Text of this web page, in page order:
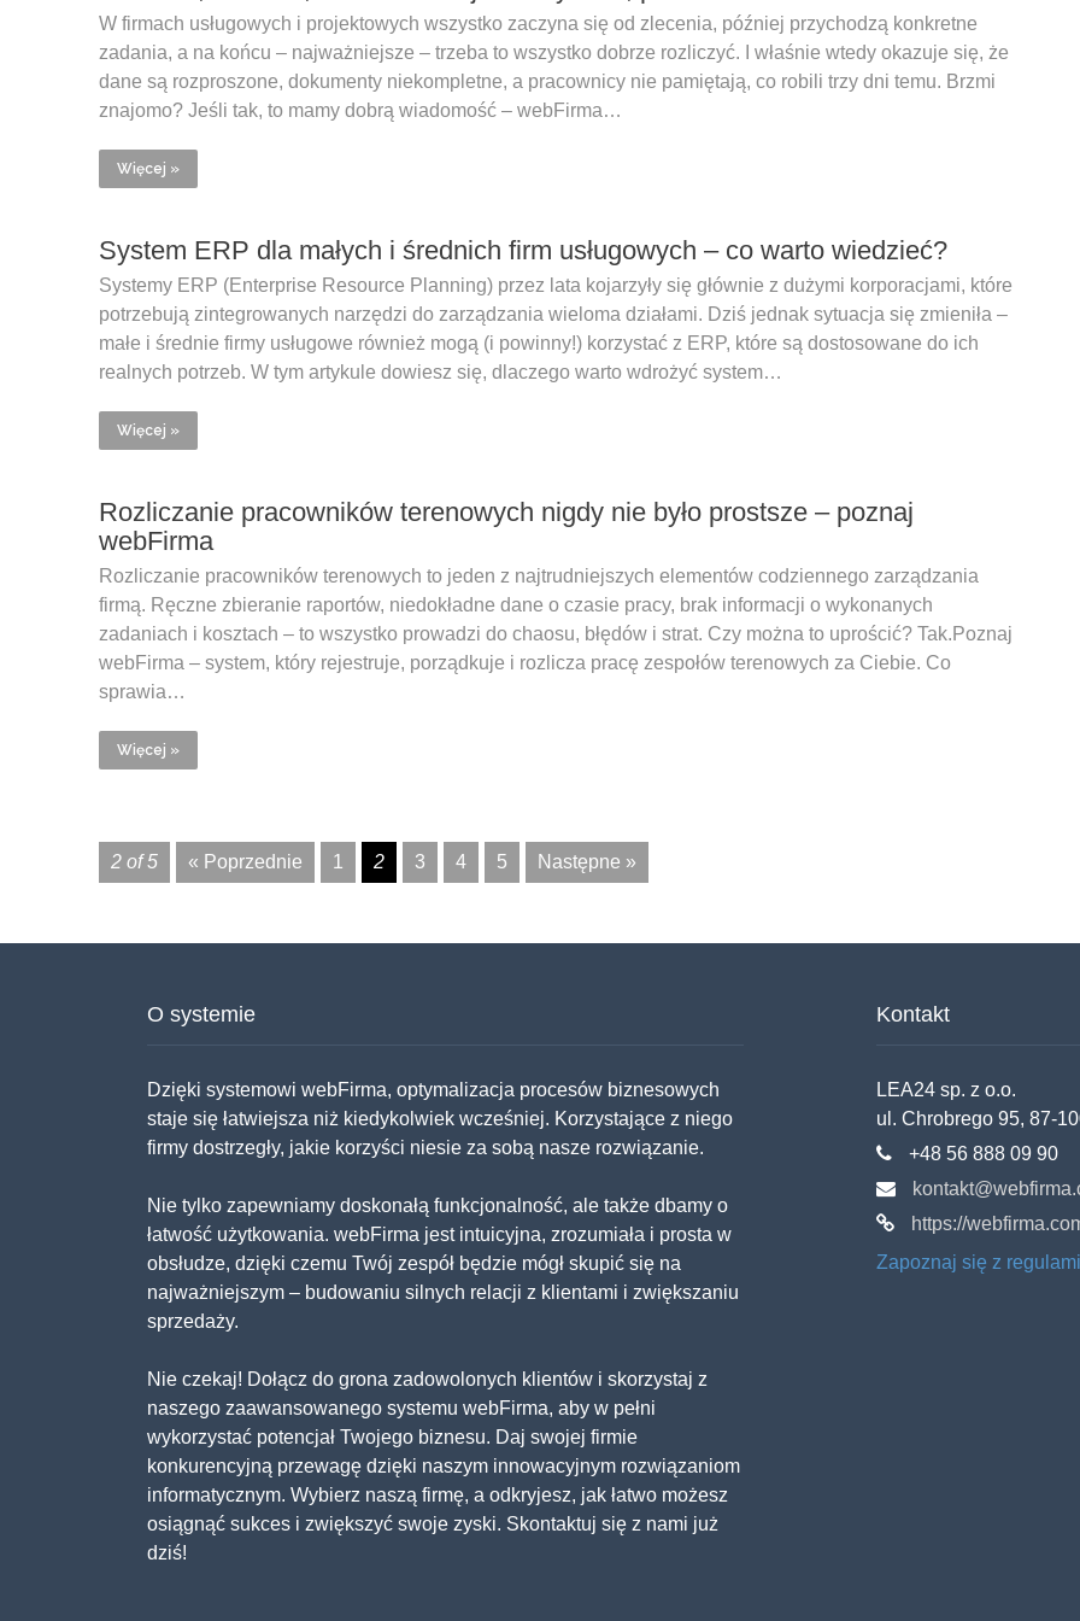
W firmach usługowych i projektowych wszystko zaczyna się od zlecenia, później przychodzą konkretne
zadania, a na końcu – najważniejsze – trzeba to wszystko dobrze rozliczyć. I właśnie wtedy okazuje się, że
dane są rozproszone, dokumenty niekompletne, a pracownicy nie pamiętają, co robili trzy dni temu. Brzmi
znajomo? Jeśli tak, to mamy dobrą wiadomość – webFirma…
Więcej »
System ERP dla małych i średnich firm usługowych – co warto wiedzieć?
Systemy ERP (Enterprise Resource Planning) przez lata kojarzyły się głównie z dużymi korporacjami, które
potrzebują zintegrowanych narzędzi do zarządzania wieloma działami. Dziś jednak sytuacja się zmieniła –
małe i średnie firmy usługowe również mogą (i powinny!) korzystać z ERP, które są dostosowane do ich
realnych potrzeb. W tym artykule dowiesz się, dlaczego warto wdrożyć system…
Więcej »
Rozliczanie pracowników terenowych nigdy nie było prostsze – poznaj
webFirma
Rozliczanie pracowników terenowych to jeden z najtrudniejszych elementów codziennego zarządzania
firmą. Ręczne zbieranie raportów, niedokładne dane o czasie pracy, brak informacji o wykonanych
zadaniach i kosztach – to wszystko prowadzi do chaosu, błędów i strat. Czy można to uprościć? Tak.Poznaj
webFirma – system, który rejestruje, porządkuje i rozlicza pracę zespołów terenowych za Ciebie. Co
sprawia…
Więcej »
2 of 5 « Poprzednie 1 2 3 4 5 Następne »
O systemie
Dzięki systemowi webFirma, optymalizacja procesów biznesowych
staje się łatwiejsza niż kiedykolwiek wcześniej. Korzystające z niego
firmy dostrzegły, jakie korzyści niesie za sobą nasze rozwiązanie.
Nie tylko zapewniamy doskonałą funkcjonalność, ale także dbamy o
łatwość użytkowania. webFirma jest intuicyjna, zrozumiała i prosta w
obsłudze, dzięki czemu Twój zespół będzie mógł skupić się na
najważniejszym – budowaniu silnych relacji z klientami i zwiększaniu
sprzedaży.
Nie czekaj! Dołącz do grona zadowolonych klientów i skorzystaj z
naszego zaawansowanego systemu webFirma, aby w pełni
wykorzystać potencjał Twojego biznesu. Daj swojej firmie
konkurencyjną przewagę dzięki naszym innowacyjnym rozwiązaniom
informatycznym. Wybierz naszą firmę, a odkryjesz, jak łatwo możesz
osiągnąć sukces i zwiększyć swoje zyski. Skontaktuj się z nami już
dziś!
Kontakt
LEA24 sp. z o.o.
ul. Chrobrego 95, 87-
+48 56 888 09 90
https://
Zapoznaj się z